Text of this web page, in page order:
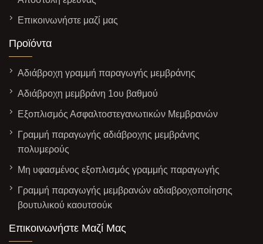
Επικοινωνήστε μαζί μας
Προϊόντα
Αδιάβροχη γραμμή παραγωγής μεμβράνης
Αδιάβροχη μεμβράνη 1ου βαθμού
Εξοπλισμός Ασφαλτοστεγανωτικών Μεμβρανών
Γραμμή παραγωγής αδιάβροχης μεμβράνης
πολυμερούς
Μη υφασμένος εξοπλισμός γραμμής παραγωγής
Γραμμή παραγωγής μεμβρανών αδιαβροχοποίησης
βουτυλικού καουτσούκ
Επικοινωνήστε Μαζί Μας